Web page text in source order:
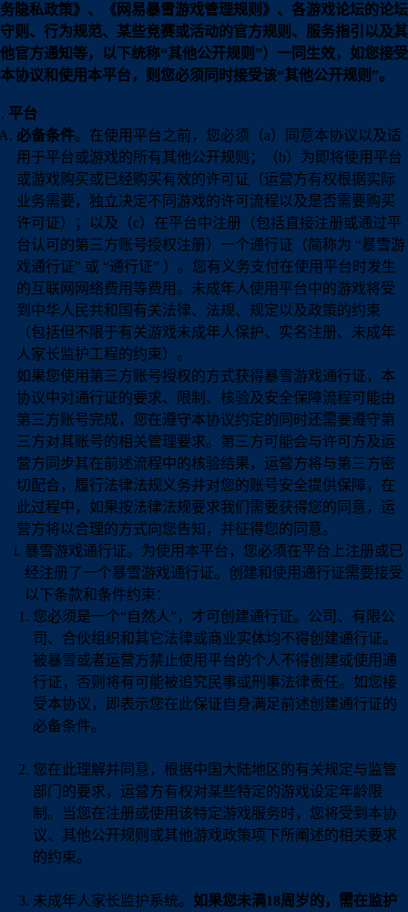
务隐私政策》、《网易暴雪游戏管理规则 》、各游戏论坛的论坛
守则、行为规范、某些竞赛或活动的官方规则、服务指引以及其
他官方通知等，以下统称“其他公开规则”）一同生效，如您接受
本协议和使用本平台，则您必须同时接受该“其他公开规则”。
平台
必备条件。在使用平台之前，您必须（a）同意本协议以及适
用于平台或游戏的所有其他公开规则；（b）为即将使用平台
或游戏购买或已经购买有效的许可证（运营方有权根据实际
业务需要，独立决定不同游戏的许可流程以及是否需要购买
许可证）；以及（c）在平台中注册（包括直接注册或通过平
台认可的第三方账号授权注册）一个通行证（简称为 “暴雪游
戏通行证” 或 “通行证” ）。您有义务支付在使用平台时发生
的互联网网络费用等费用。未成年人使用平台中的游戏将受
到中华人民共和国有关法律、法规、规定以及政策的约束
（包括但不限于有关游戏未成年人保护、实名注册、未成年
人家长监护工程的约束）。
如果您使用第三方账号授权的方式获得暴雪游戏通行证，本
协议中对通行证的要求、限制、核验及安全保障流程可能由
第三方账号完成，您在遵守本协议约定的同时还需要遵守第
三方对其账号的相关管理要求。第三方可能会与许可方及运
营方同步其在前述流程中的核验结果，运营方将与第三方密
切配合，履行法律法规义务并对您的账号安全提供保障，在
此过程中，如果按法律法规要求我们需要获得您的同意，运
营方将以合理的方式向您告知，并征得您的同意。
暴雪游戏通行证。为使用本平台，您必须在平台上注册或已
经注册了一个暴雪游戏通行证。创建和使用通行证需要接受
以下条款和条件约束：
您必须是一个“自然人”，才可创建通行证。公司、有限公
司、合伙组织和其它法律或商业实体均不得创建通行证。
被暴雪或者运营方禁止使用平台的个人不得创建或使用通
行证，否则将有可能被追究民事或刑事法律责任。如您接
受本协议，即表示您在此保证自身满足前述创建通行证的
必备条件。
您在此理解并同意，根据中国大陆地区的有关规定与监管
部门的要求，运营方有权对某些特定的游戏设定年龄限
制。当您在注册或使用该特定游戏服务时，您将受到本协
议、其他公开规则或其他游戏政策项下所阐述的相关要求
的约束。
未成年人家长监护系统。 如果您未满18周岁的，需在监护